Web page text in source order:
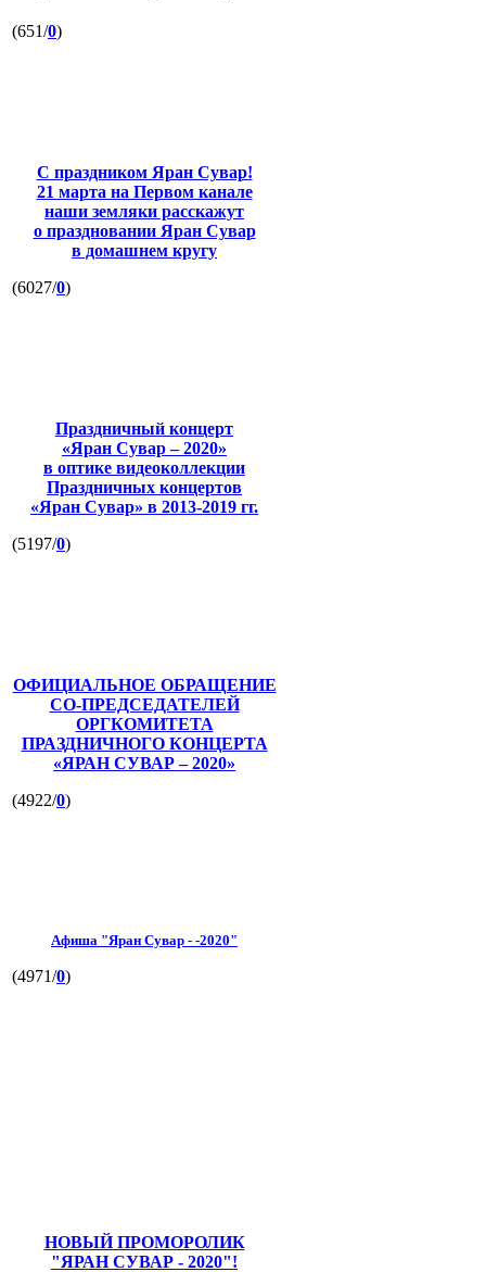
(651/0)
С праздником Яран Сувар!
21 марта на Первом канале
наши земляки расскажут
о праздновании Яран Сувар
в домашнем кругу
(6027/0)
Праздничный концерт
«Яран Сувар – 2020»
в оптике видеоколлекции
Праздничных концертов
«Яран Сувар» в 2013-2019 гг.
(5197/0)
ОФИЦИАЛЬНОЕ ОБРАЩЕНИЕ
СО-ПРЕДСЕДАТЕЛЕЙ
ОРГКОМИТЕТА
ПРАЗДНИЧНОГО КОНЦЕРТА
«ЯРАН СУВАР – 2020»
(4922/0)
Афиша "Яран Сувар - -2020"
(4971/0)
НОВЫЙ ПРОМОРОЛИК
"ЯРАН СУВАР - 2020"!